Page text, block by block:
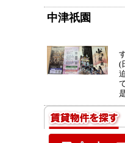
中津祇園
(